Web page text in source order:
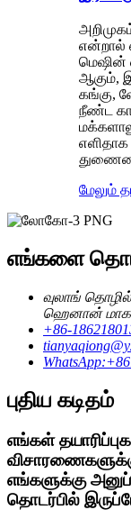
என்றால்
மெஷின்
ஆகும்,
கங்கு,
நீண்ட
எளிதாக
மேலும்
எங்களை
வுலாங்
ஹெனான்
+86-
புதிய கடிதம்
எங்கள்
எங்களுக்கு
தொடர்பில்